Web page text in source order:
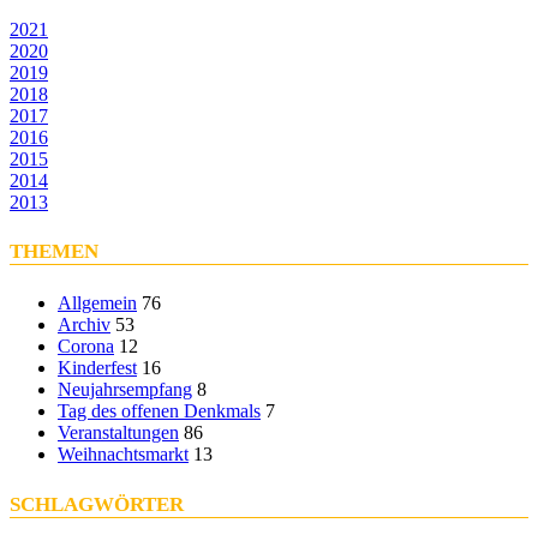
2021
2020
2019
2018
2017
2016
2015
2014
2013
THEMEN
Allgemein 76
Archiv 53
Corona 12
Kinderfest 16
Neujahrsempfang 8
Tag des offenen Denkmals 7
Veranstaltungen 86
Weihnachtsmarkt 13
SCHLAGWÖRTER